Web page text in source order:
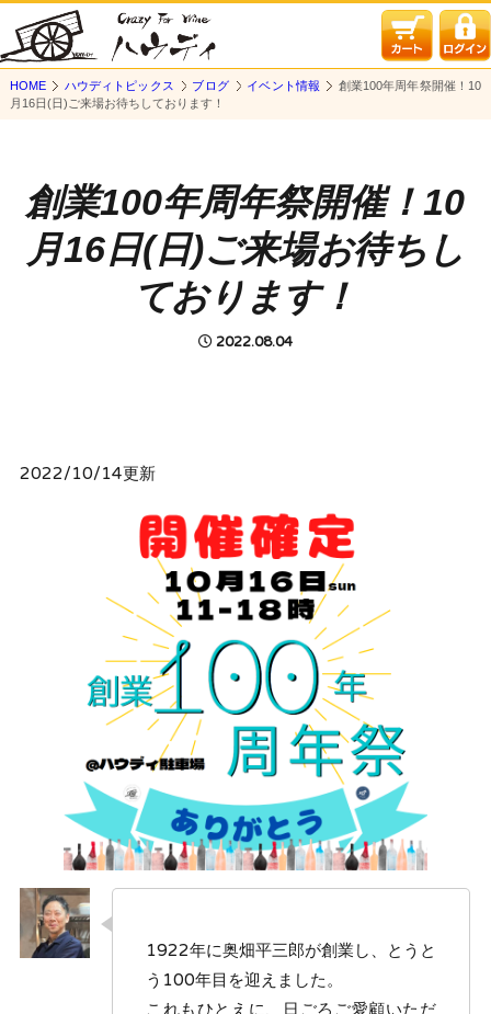
HOME ハウディトピックス ブログ イベント情報
創業100年周年祭開催！10
月16日(日)ご来場お待ちしております！
創業100年周年祭開催！10
月16日(日)ご来場お待ちし
ております！
2022.08.04
2022/10/14更新
1922年に奥畑平三郎が創業し、とうと
う100年目を迎えました。
これもひとえに、日ごろご愛顧いただ